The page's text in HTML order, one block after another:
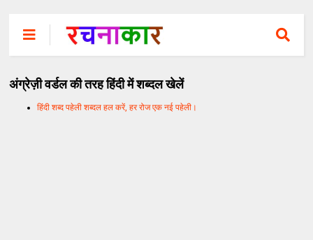
अंग्रेज़ी वर्डल की तरह हिंदी में शब्दल खेलें
हिंदी शब्द पहेली शब्दल हल करें, हर रोज एक नई पहेली।